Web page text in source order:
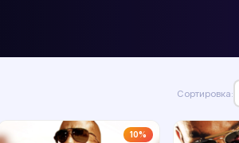
Сортировка:
10%